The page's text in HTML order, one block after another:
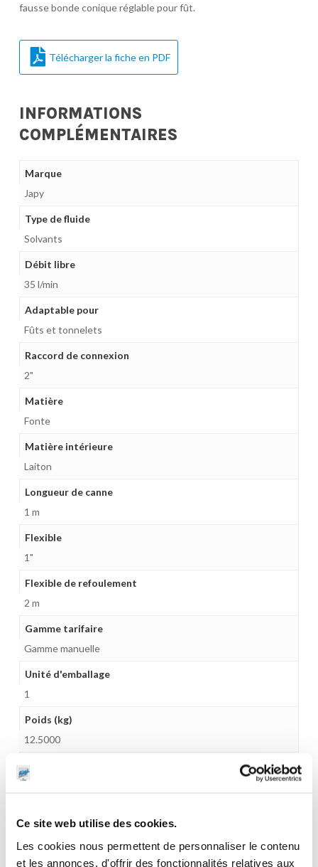
Ce site web utilise des cookies.
Les cookies nous permettent de personnaliser le contenu
et les annonces, d'offrir des fonctionnalités relatives aux
fausse bonde conique réglable pour fût.
Télécharger la fiche en PDF
INFORMATIONS
COMPLÉMENTAIRES
Marque
Japy
Type de fluide
Solvants
Débit libre
35 l/min
Adaptable pour
Fûts et tonnelets
Raccord de connexion
2"
Matière
Fonte
Matière intérieure
Laiton
Longueur de canne
1 m
Flexible
1"
Flexible de refoulement
2 m
Gamme tarifaire
Gamme manuelle
Unité d'emballage
1
Poids (kg)
12.5000
Garantie
1 an
3284660401132